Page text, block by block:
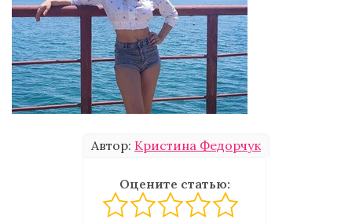
Автор: Кристина Федорчук
Оцените статью: